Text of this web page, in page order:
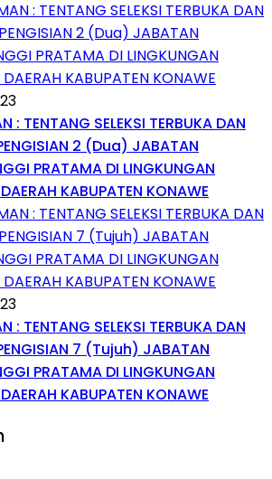
: TENTANG SELEKSI TERBUKA DAN
2 (Dua) JABATAN
PRATAMA DI LINGKUNGAN
KABUPATEN KONAWE
: TENTANG SELEKSI TERBUKA DAN
7 (Tujuh) JABATAN
PRATAMA DI LINGKUNGAN
KABUPATEN KONAWE